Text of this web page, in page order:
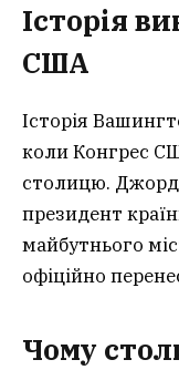
Історія
США
Історія
коли Конгрес
столицю.
президент
майбутнього
офіційно
Чому